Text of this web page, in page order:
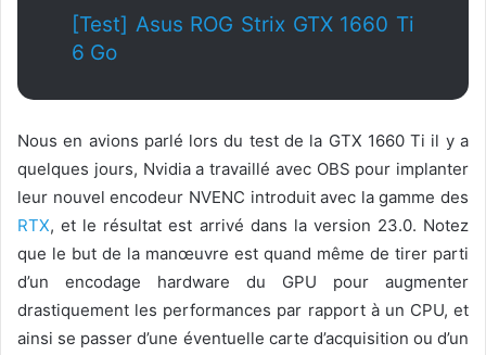
[Test] Asus ROG Strix GTX 1660 Ti
6 Go
Nous en avions parlé lors du test de la GTX 1660 Ti il y a
quelques jours, Nvidia a travaillé avec OBS pour implanter
leur nouvel encodeur NVENC introduit avec la gamme des
RTX, et le résultat est arrivé dans la version 23.0. Notez
que le but de la manœuvre est quand même de tirer parti
d’un encodage hardware du GPU pour augmenter
drastiquement les performances par rapport à un CPU, et
ainsi se passer d’une éventuelle carte d’acquisition ou d’un